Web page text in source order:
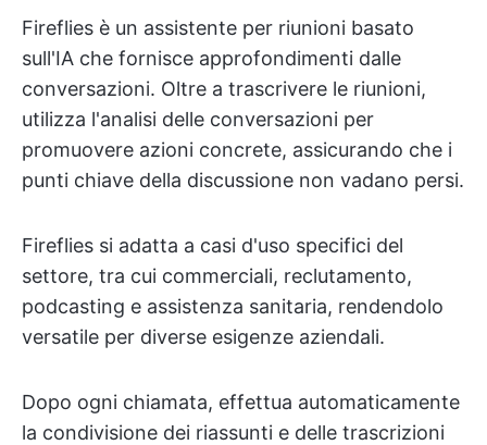
Fireflies è un assistente per riunioni basato
sull'IA che fornisce approfondimenti dalle
conversazioni. Oltre a trascrivere le riunioni,
utilizza l'analisi delle conversazioni per
promuovere azioni concrete, assicurando che i
punti chiave della discussione non vadano persi.
Fireflies si adatta a casi d'uso specifici del
settore, tra cui commerciali, reclutamento,
podcasting e assistenza sanitaria, rendendolo
versatile per diverse esigenze aziendali.
Dopo ogni chiamata, effettua automaticamente
la condivisione dei riassunti e delle trascrizioni